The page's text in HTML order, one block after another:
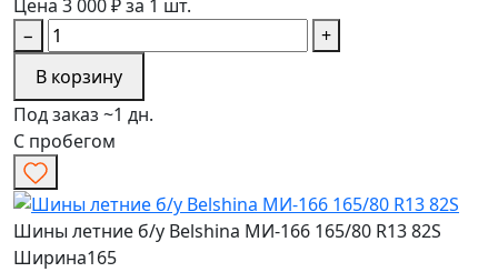
Цена 3 000 ₽ за 1 шт.
−
+
В корзину
Под заказ ~1 дн.
С пробегом
Шины летние б/у Belshina МИ-166 165/80 R13 82S
Ширина165